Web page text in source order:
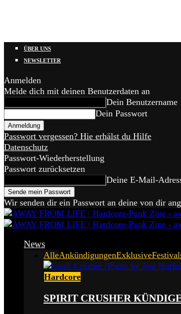
ÜBER UNS
NEWSLETTER
Anmelden
Melde dich mit deinen Benutzerdaten an
Dein Benutzername
Dein Passwort
Passwort vergessen? Hie erhälst du Hilfe
Datenschutz
Passwort-Wiederherstellung
Passwort zurücksetzen
Deine E-Mail-
Wir senden dir ein Passwort an deine von dir
News
AlleAnkündigungenExklusive
Hardcore
SPIRIT CRUSHER